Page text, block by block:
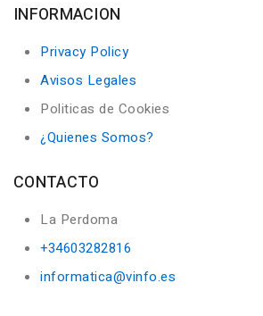
INFORMACION
Privacy Policy
Avisos Legales
Politicas de Cookies
¿Quienes Somos?
CONTACTO
La Perdoma
+34603282816
informatica@vinfo.es